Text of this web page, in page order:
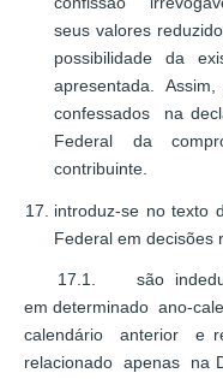
seus valores
possibilidade da
apresentada.
confessados na
Federal da
contribuinte.
introduz-se no texto
Federal em decisões
17.1. são
em determinado ano-
calendário anterior e
relacionado apenas na